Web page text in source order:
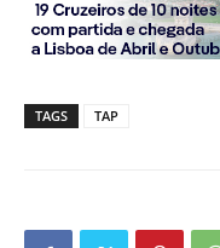
TAGS TAP